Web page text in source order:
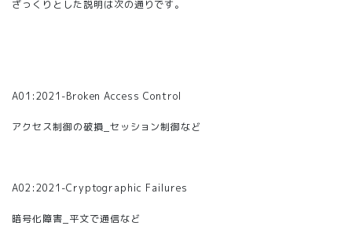
ざっくりとした説明は次の通りです。
A01:2021-Broken Access Control
アクセス制御の破損_ セッション制御など
A02:2021-Cryptographic Failures
暗号化障害_ 平文で通信など